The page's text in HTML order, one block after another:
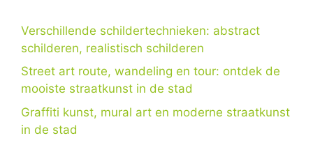
Verschillende schildertechnieken: abstract
schilderen, realistisch schilderen
Street art route, wandeling en tour: ontdek de
mooiste straatkunst in de stad
Graffiti kunst, mural art en moderne straatkunst
in de stad